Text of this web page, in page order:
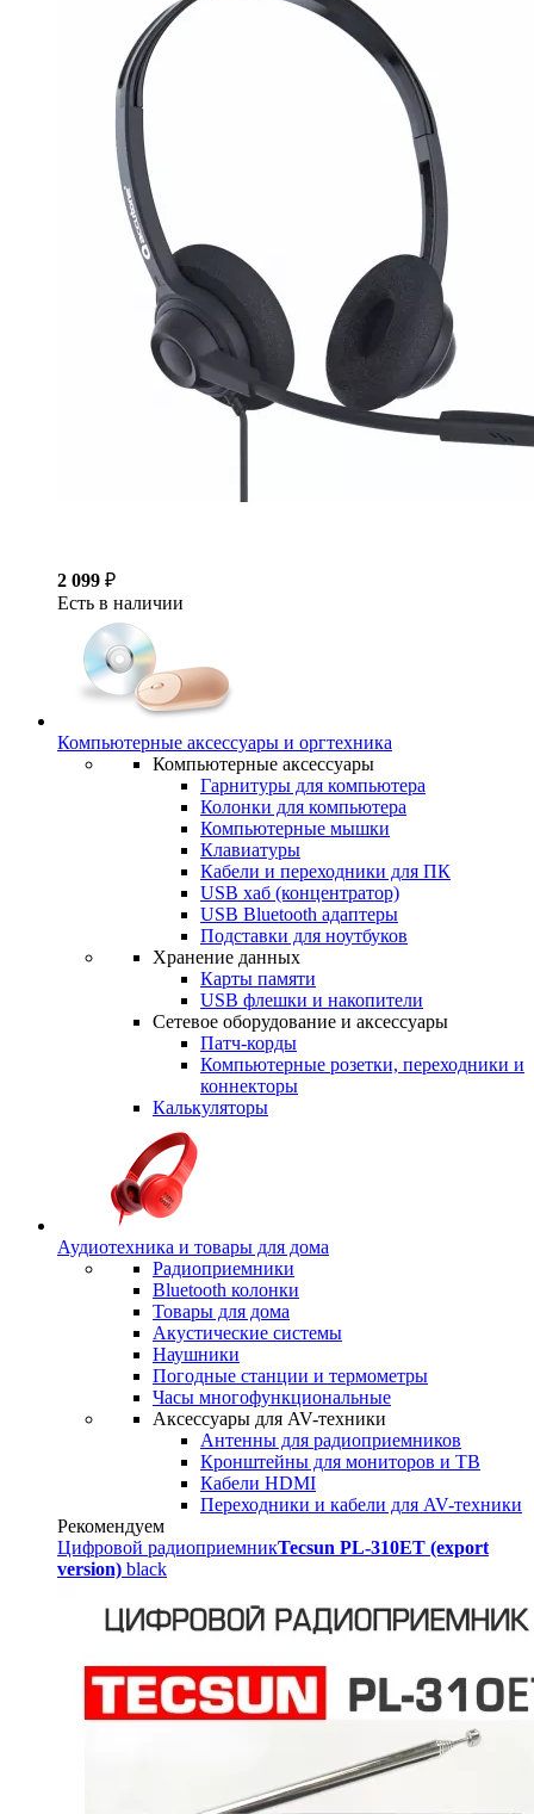
2 099 ₽
Есть в наличии
Компьютерные аксессуары и оргтехника
Компьютерные аксессуары
Гарнитуры для компьютера
Колонки для компьютера
Компьютерные мышки
Клавиатуры
Кабели и переходники для ПК
USB хаб (концентратор)
USB Bluetooth адаптеры
Подставки для ноутбуков
Хранение данных
Карты памяти
USB флешки и накопители
Сетевое оборудование и аксессуары
Патч-корды
Компьютерные розетки, переходники и
коннекторы
Калькуляторы
Аудиотехника и товары для дома
Радиоприемники
Bluetooth колонки
Товары для дома
Акустические системы
Наушники
Погодные станции и термометры
Часы многофункциональные
Аксессуары для AV-техники
Антенны для радиоприемников
Кронштейны для мониторов и ТВ
Кабели HDMI
Переходники и кабели для AV-техники
Рекомендуем
Цифровой радиоприемникTecsun PL-310ET (export
version) black